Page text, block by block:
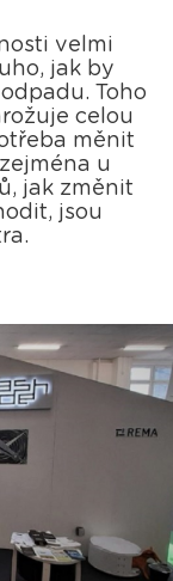
velmi
jak by
Toho
celou
měnit
u
jak změnit
jsou